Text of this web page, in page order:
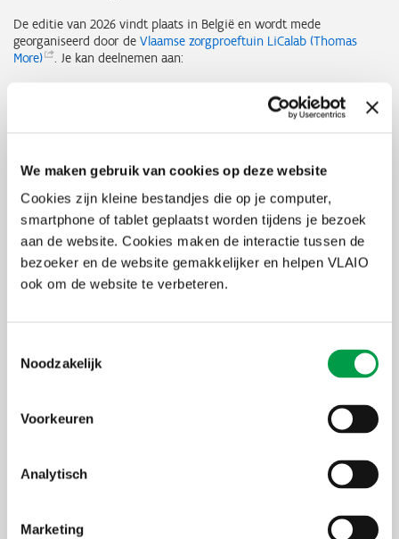
We maken gebruik van cookies op deze website
Cookies zijn kleine bestandjes die op je computer,
smartphone of tablet geplaatst worden tijdens je bezoek
aan de website. Cookies maken de interactie tussen de
bezoeker en de website gemakkelijker en helpen VLAIO
ook om de website te verbeteren.
Noodzakelijk
Voorkeuren
Analytisch
Marketing
De editie van 2026 vindt plaats in België en wordt mede
georganiseerd door de Vlaamse zorgproeftuin LiCalab (Thomas
More)
. Je kan deelnemen aan:
30 september tot 1 oktober: internationale conferentie in
Antwerpen met paneldebatten, workshops, paperpresentaties
Matchmating event
Op donderdag 1 oktober 2026 (namiddag) organiseert Enterprise
Europe Network een matchmaking event plaats in de Atrium
ruimte in de Zoo van Antwerpen. Dit biedt een uitgelezen kans om
Interesse?
en zet concrete stappen
richting nieuwe samenwerkingen.
link.